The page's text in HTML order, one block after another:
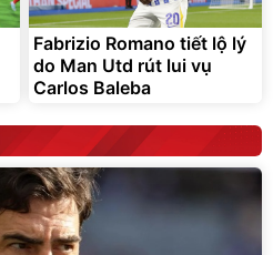
Fabrizio Romano tiết lộ lý
do Man Utd rút lui vụ
Carlos Baleba